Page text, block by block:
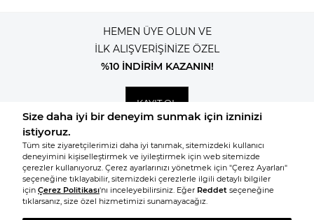
HEMEN ÜYE OLUN VE
İLK ALIŞVERİŞİNİZE ÖZEL
%10 İNDİRİM KAZANIN!
KAYIT OL